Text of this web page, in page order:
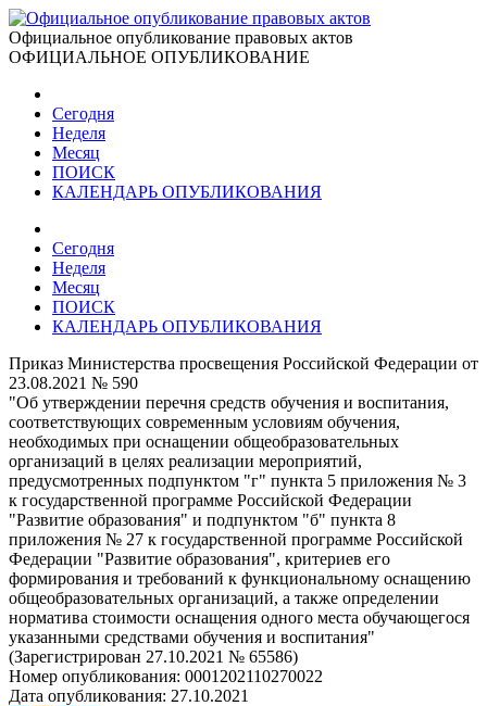
Официальное опубликование правовых актов
ОФИЦИАЛЬНОЕ ОПУБЛИКОВАНИЕ
Сегодня
Неделя
Месяц
ПОИСК
КАЛЕНДАРЬ ОПУБЛИКОВАНИЯ
Сегодня
Неделя
Месяц
ПОИСК
КАЛЕНДАРЬ ОПУБЛИКОВАНИЯ
Приказ Министерства просвещения Российской Федерации от
23.08.2021 № 590
"Об утверждении перечня средств обучения и воспитания,
соответствующих современным условиям обучения,
необходимых при оснащении общеобразовательных
организаций в целях реализации мероприятий,
предусмотренных подпунктом "г" пункта 5 приложения № 3
к государственной программе Российской Федерации
"Развитие образования" и подпунктом "б" пункта 8
приложения № 27 к государственной программе Российской
Федерации "Развитие образования", критериев его
формирования и требований к функциональному оснащению
общеобразовательных организаций, а также определении
норматива стоимости оснащения одного места обучающегося
указанными средствами обучения и воспитания"
(Зарегистрирован 27.10.2021 № 65586)
Номер опубликования: 0001202110270022
Дата опубликования: 27.10.2021